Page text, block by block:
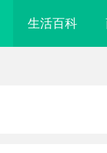
生活百科